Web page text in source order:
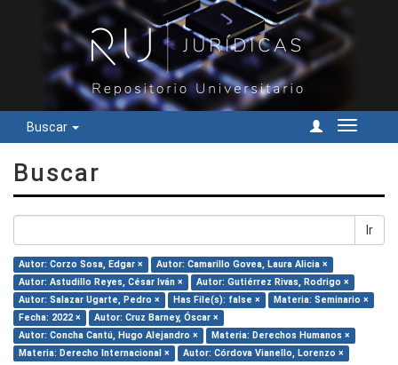
Buscar
Cambiar
Buscar
Ir
Autor: Corzo Sosa, Edgar ×
Autor: Camarillo Govea, Laura Alicia ×
Autor: Astudillo Reyes, César Iván ×
Autor: Gutiérrez Rivas, Rodrigo ×
Autor: Salazar Ugarte, Pedro ×
Has File(s): false ×
Materia: Seminario ×
Fecha: 2022 ×
Autor: Cruz Barney, Óscar ×
Autor: Concha Cantú, Hugo Alejandro ×
Materia: Derechos Humanos ×
Materia: Derecho Internacional ×
Autor: Córdova Vianello, Lorenzo ×